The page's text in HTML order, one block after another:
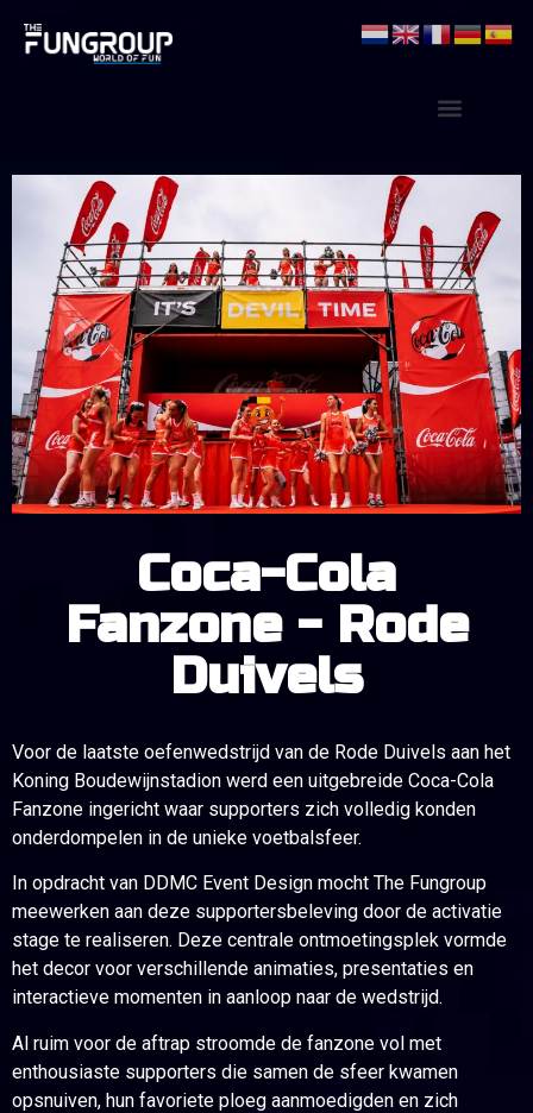
Coca-Cola
Fanzone - Rode
Duivels
Voor de laatste oefenwedstrijd van de Rode Duivels aan het
Koning Boudewijnstadion werd een uitgebreide Coca-Cola
Fanzone ingericht waar supporters zich volledig konden
onderdompelen in de unieke voetbalsfeer.
In opdracht van DDMC Event Design mocht The Fungroup
meewerken aan deze supportersbeleving door de activatie
stage te realiseren. Deze centrale ontmoetingsplek vormde
het decor voor verschillende animaties, presentaties en
interactieve momenten in aanloop naar de wedstrijd.
Al ruim voor de aftrap stroomde de fanzone vol met
enthousiaste supporters die samen de sfeer kwamen
opsnuiven, hun favoriete ploeg aanmoedigden en zich